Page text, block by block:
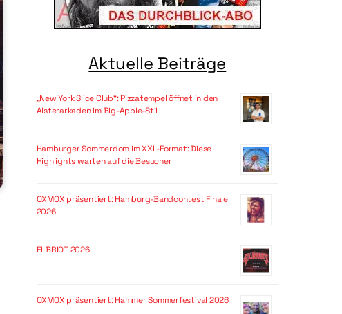
Aktuelle Beiträge
„New York Slice Club“: Pizzatempel öffnet in den
Alsterarkaden im Big-Apple-Stil
Hamburger Sommerdom im XXL-Format: Diese
Highlights warten auf die Besucher
OXMOX präsentiert: Hamburg-Bandcontest Finale
2026
ELBRIOT 2026
OXMOX präsentiert: Hammer Sommerfestival 2026